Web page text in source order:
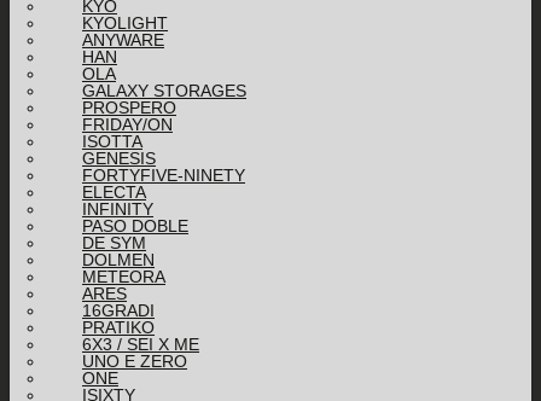
KYO
KYOLIGHT
ANYWARE
HAN
OLA
GALAXY STORAGES
PROSPERO
FRIDAY/ON
ISOTTA
GENESIS
FORTYFIVE-NINETY
ELECTA
INFINITY
PASO DOBLE
DE SYM
DOLMEN
METEORA
ARES
16GRADI
PRATIKO
6X3 / SEI X ME
UNO E ZERO
ONE
ISIXTY